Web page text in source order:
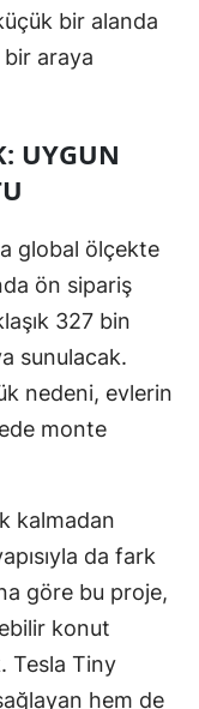
bir alanda
araya
UYGUN
global ölçekte
ön sipariş
327 bin
sunulacak.
nedeni, evlerin
monte
kalmadan
da fark
göre bu proje,
konut
Tesla Tiny
hem de